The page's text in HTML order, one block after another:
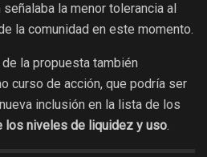
la menor tolerancia al
la comunidad en este momento.
la propuesta también
curso de acción, que podría ser
inclusión en la lista de los
los niveles de liquidez y uso.